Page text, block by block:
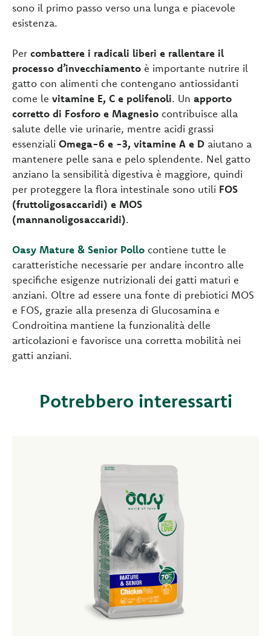
sono il primo passo verso una lunga e piacevole
esistenza.
Per combattere i radicali liberi e rallentare il
processo d’invecchiamento è importante nutrire il
gatto con alimenti che contengano antiossidanti
come le vitamine E, C e polifenoli. Un apporto
corretto di Fosforo e Magnesio contribuisce alla
salute delle vie urinarie, mentre acidi grassi
essenziali Omega-6 e -3, vitamine A e D aiutano a
mantenere pelle sana e pelo splendente. Nel gatto
anziano la sensibilità digestiva è maggiore, quindi
per proteggere la flora intestinale sono utili FOS
(fruttoligosaccaridi) e MOS
(mannanoligosaccaridi).
Oasy Mature & Senior Pollo contiene tutte le
caratteristiche necessarie per andare incontro alle
specifiche esigenze nutrizionali dei gatti maturi e
anziani. Oltre ad essere una fonte di prebiotici MOS
e FOS, grazie alla presenza di Glucosamina e
Condroitina mantiene la funzionalità delle
articolazioni e favorisce una corretta mobilità nei
gatti anziani.
Potrebbero interessarti